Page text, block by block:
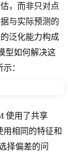
，而非只对点
与实际预测的
泛化能力构成
型如何解决这
：
使用了共享
用相同的特征和
择偏差的问